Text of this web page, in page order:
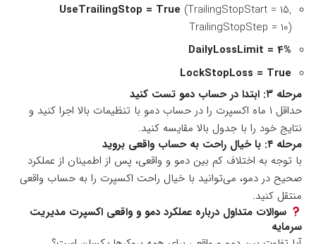
UseTrailingStop = True (TrailingStopStart = 15,
TrailingStopStep = 10)
DailyLossLimit = 4%
LockStopLoss = True
مرحله ۳: ابتدا در حساب دمو تست کنید
حداقل ۱ ماه اکسپرت را در حساب دمو با تنظیمات بالا اجرا کنید و
نتایج خود را با جدول بالا مقایسه کنید.
مرحله ۴: با خیال راحت به حساب واقعی بروید
با توجه به اختلاف کم بین دمو و واقعی، پس از اطمینان از عملکرد
صحیح در دمو، می‌توانید با خیال راحت اکسپرت را به حساب واقعی
منتقل کنید.
سوالات متداول درباره عملکرد دمو و واقعی اکسپرت مدیریت
سرمایه